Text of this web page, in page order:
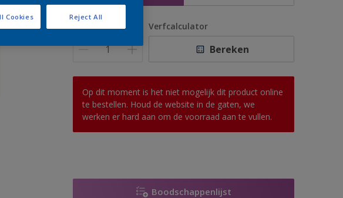
Aantal Verfcalculator
Bereken
Op dit moment is het niet mogelijk dit product online
te bestellen. Houd de website in de gaten, we
werken er hard aan om de voorraad aan te vullen.
Boodschappenlijst
Reject All
Cookies